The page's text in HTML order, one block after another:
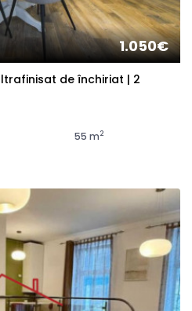
1.050€
de închiriat | 2
55 m2